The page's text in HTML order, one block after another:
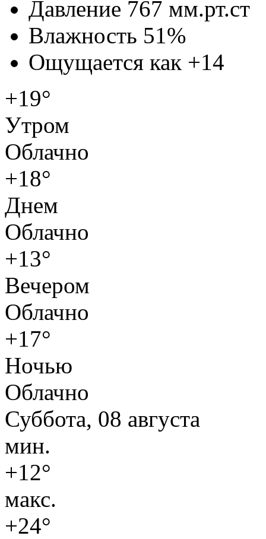
Давление 767 мм.рт.ст
Влажность 51%
Ощущается как +14
+19°
Утром
Облачно
+18°
Днем
Облачно
+13°
Вечером
Облачно
+17°
Ночью
Облачно
Суббота, 08 августа
мин.
+12°
макс.
+24°